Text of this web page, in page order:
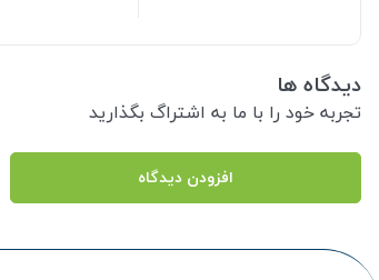
دیدگاه ها
تجربه خود را با ما به اشتراگ بگذارید
افزودن دیدگاه